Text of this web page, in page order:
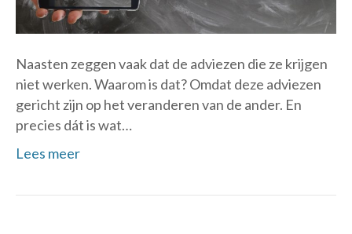
Naasten zeggen vaak dat de adviezen die ze krijgen
niet werken. Waarom is dat? Omdat deze adviezen
gericht zijn op het veranderen van de ander. En
precies dát is wat…
Lees meer